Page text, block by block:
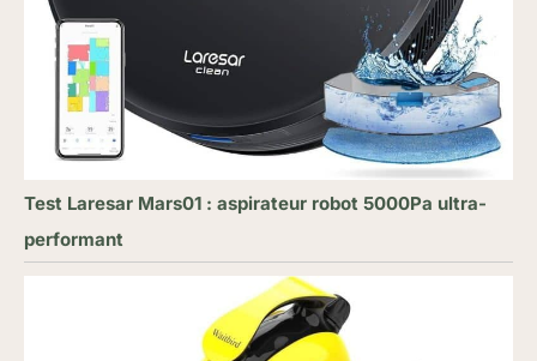
Test Laresar Mars01 : aspirateur robot 5000Pa ultra-
performant